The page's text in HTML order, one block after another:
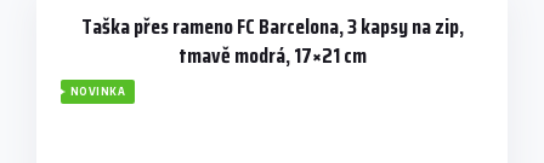
Taška přes rameno FC Barcelona, 3 kapsy na zip,
tmavě modrá, 17×21 cm
NOVINKA